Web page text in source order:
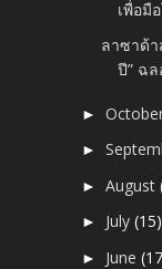
เพื่อมื
ลาซาด้า
ปี” ฉล
►
►
►August
► July(15)
► June